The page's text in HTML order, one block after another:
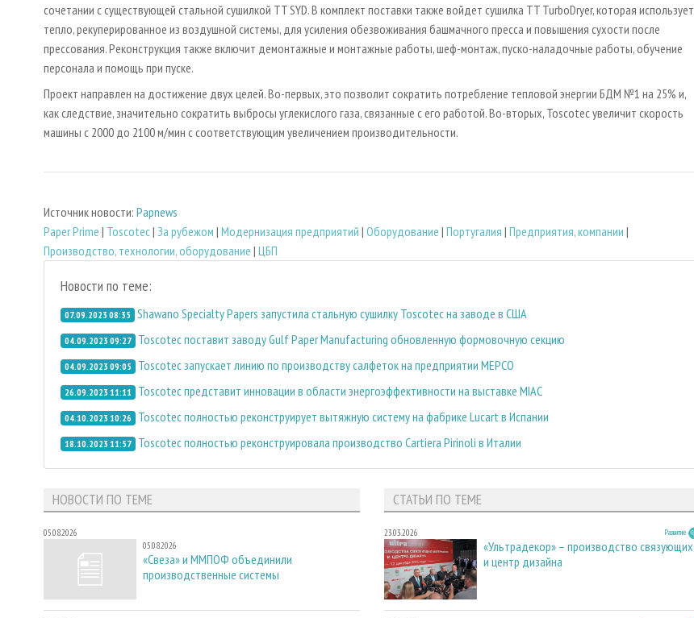
сочетании с существующей стальной сушилкой TT SYD. В комплект поставки также войдет сушилка TT TurboDryer, которая использует
тепло, рекуперированное из воздушной системы, для усиления обезвоживания башмачного пресса и повышения сухости после
прессования. Реконструкция также включит демонтажные и монтажные работы, шеф-монтаж, пуско-наладочные работы, обучение
персонала и помощь при пуске.
Проект направлен на достижение двух целей. Во-первых, это позволит сократить потребление тепловой энергии БДМ №1 на 25% и,
как следствие, значительно сократить выбросы углекислого газа, связанные с его работой. Во-вторых, Toscotec увеличит скорость
машины с 2000 до 2100 м/мин с соответствующим увеличением производительности.
Источник новости: Papnews
Paper Prime | Toscotec| За рубежом | Модернизация предприятий | Оборудование | Португалия | Предприятия, компании |
Производство, технологии, оборудование | ЦБП
Новости по теме:
07.09.2023 08:35 Shawano Specialty Papers запустила стальную сушилку Toscotec на заводе в США
04.09.2023 09:27 Toscotec поставит заводу Gulf Paper Manufacturing обновленную формовочную секцию
04.09.2023 09:05 Toscotec запускает линию по производству салфеток на предприятии MEPCO
26.09.2023 11:11 Toscotec представит инновации в области энергоэффективности на выставке MIAC
04.10.2023 10:26 Toscotec полностью реконструирует вытяжную систему на фабрике Lucart в Испании
18.10.2023 11:57 Toscotec полностью реконструировала производство Cartiera Pirinoli в Италии
НОВОСТИ ПО ТЕМЕ
05.08.2026
05.08.2026
«Свеза» и ММПОФ объединили
производственные системы
СТАТЬИ ПО ТЕМЕ
23.03.2026 Развитие
«Ультрадекор» – производство связующих
и центр дизайна